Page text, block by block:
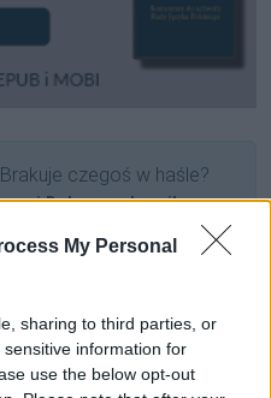
My Personal
sharing to third parties, or
information for
use the below opt-out
czegoś w haśle?
Dobrego słownika.